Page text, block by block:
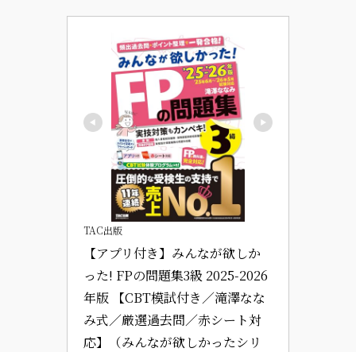
TAC出版
【アプリ付き】みんなが欲しか
った! FPの問題集3級 2025-2026
年版 【CBT模試付き／滝澤なな
み式／厳選過去問／赤シート対
応】（みんなが欲しかったシリ